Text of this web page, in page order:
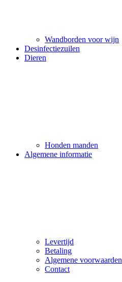
Wandborden voor wijn
Desinfectiezuilen
Dieren
Honden manden
Algemene informatie
Levertijd
Betaling
Algemene voorwaarden
Contact